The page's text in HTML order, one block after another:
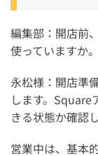
編集部：開店前
使っていますか。
永松様：開店準
します。Square
きる状態か確認し
営業中は、基本